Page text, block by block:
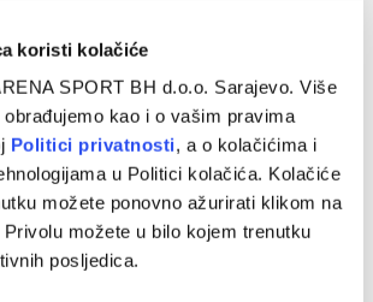
koristi kolačiće
SPORT BH d.o.o. Sarajevo. Više
kao i o vašim pravima
Politici privatnosti, a o kolačićima i
u Politici kolačića. Kolačiće
možete ponovno ažurirati klikom na
Privolu možete u bilo kojem trenutku
posljedica.